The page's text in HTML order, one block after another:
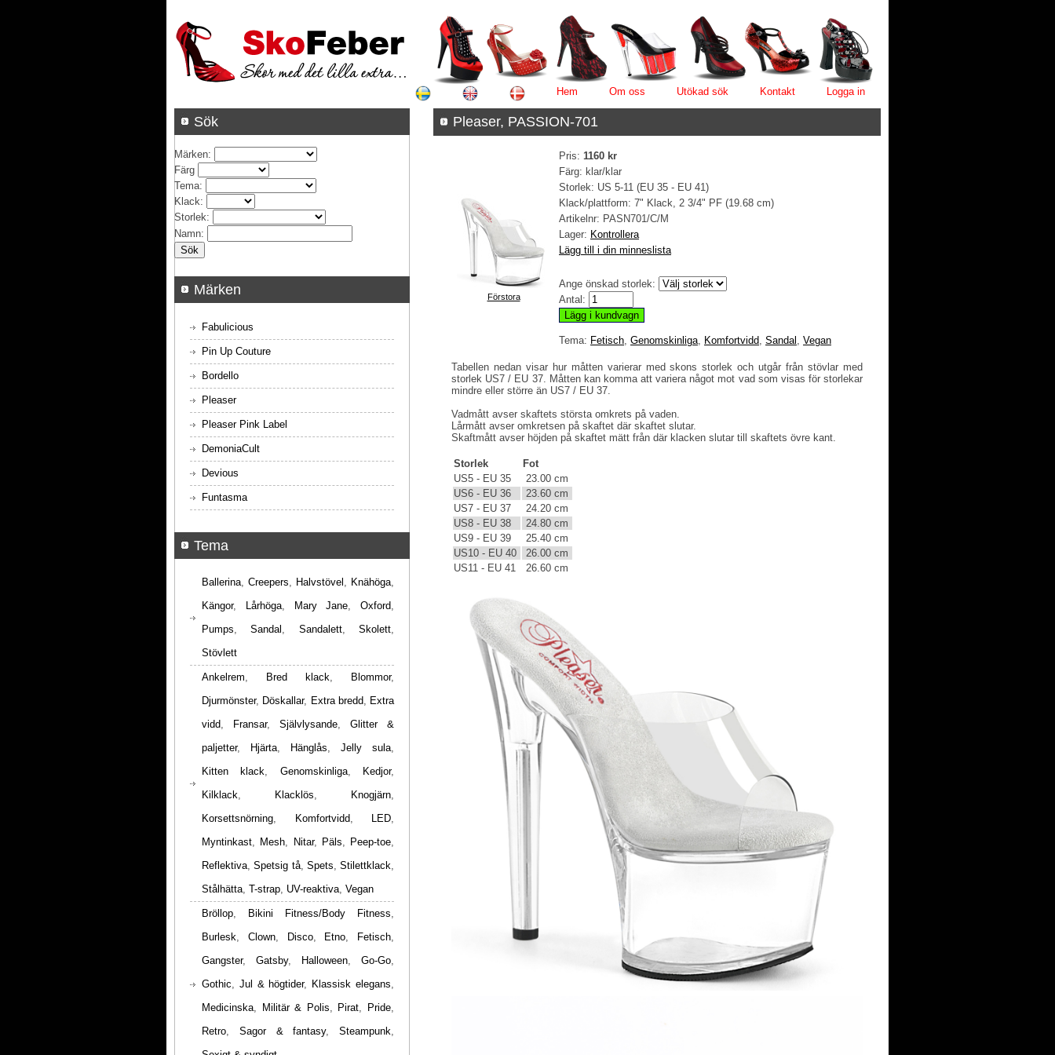
Hem Om oss Utökad sök Kontakt Logga in
Pleaser, PASSION-701
Förstora
Pris: 1160 kr
Färg: klar/klar
Storlek: US 5-11 (EU 35 - EU 41)
Klack/plattform: 7" Klack, 2 3/4" PF (19.68 cm)
Artikelnr: PASN701/C/M
Lager: Kontrollera
Lägg till i din minneslista
Ange önskad storlek:
Antal:
Tema: Fetisch, Genomskinliga, Komfortvidd, Sandal , Vegan
Tabellen nedan visar hur måtten varierar med skons storlek och utgår från stövlar med
storlek US7 / EU 37. Måtten kan komma att variera något mot vad som visas för storlekar
mindre eller större än US7 / EU 37.
Vadmått avser skaftets största omkrets på vaden.
Lårmått avser omkretsen på skaftet där skaftet slutar.
Skaftmått avser höjden på skaftet mätt från där klacken slutar till skaftets övre kant.
Storlek
Fot
US5 - EU 35
23.00 cm
US6 - EU 36
23.60 cm
US7 - EU 37
24.20 cm
US8 - EU 38
24.80 cm
US9 - EU 39
25.40 cm
US10 - EU 40
26.00 cm
US11 - EU 41
26.60 cm
Sök
Märken:
Färg
Tema:
Klack:
Storlek:
Namn:
Märken
Fabulicious
Pin Up Couture
Bordello
Pleaser
Pleaser Pink Label
DemoniaCult
Devious
Funtasma
Tema
Ballerina, Creepers, Halvstövel , Knähöga,
Kängor, Lårhöga, Mary Jane, Oxford,
Pumps,Sandal , Sandalett,Skolett,
Stövlett
Ankelrem, Bred klack, Blommor,
Djurmönster, Döskallar, Extra bredd, Extra
vidd, Fransar, Självlysande, Glitter &
paljetter, Hjärta, Hänglås, Jelly sula,
Kitten klack, Genomskinliga, Kedjor,
Kilklack, Klacklös, Knogjärn,
Korsettsnörning, Komfortvidd, LED,
Myntinkast, Mesh, Nitar, Päls, Peep-toe,
Reflektiva,Spetsig tå, Spets, Stilettklack,
Stålhätta, T-strap, UV-reaktiva, Vegan
Bröllop, Bikini Fitness/Body Fitness,
Burlesk, Clown, Disco, Etno, Fetisch,
Gangster, Gatsby, Halloween, Go-Go,
Gothic, Jul & högtider, Klassisk elegans,
Medicinska, Militär & Polis, Pirat, Pride,
Retro, Sagor & fantasy, Steampunk,